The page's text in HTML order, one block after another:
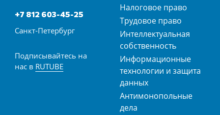
+7 812 603-45-25
Санкт-Петербург
Подписывайтесь на
нас в RUTUBE
Налоговое право
Трудовое право
Интеллектуальная
собственность
Информационные
технологии и защита
данных
Антимонопольные
дела